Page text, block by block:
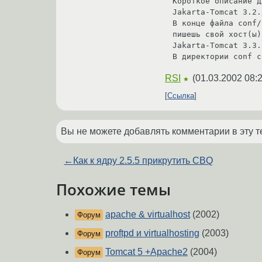
Jakarta-Tomcat
В конце файла
пишешь свой
Jakarta-Tomcat
RSI ★ (01.03.2002
Ссылка
Вы не можете добавлять комментарии в эту
← Как к ядру 2.5.5 прикрутить CBQ
Похожие темы
Форум apache & virtualhost(2002)
Форум proftpd и virtualhosting (2003)
Форум Tomcat 5 +Apache2 (2004)